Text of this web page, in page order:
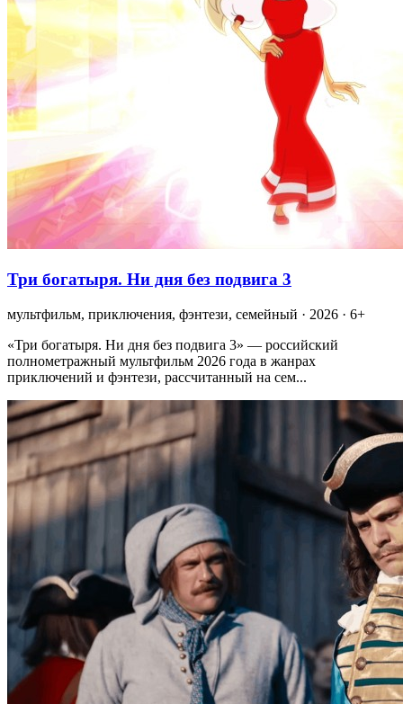
Три богатыря. Ни дня без подвига 3
мультфильм, приключения, фэнтези, семейный · 2026 · 6+
«Три богатыря. Ни дня без подвига 3» — российский
полнометражный мультфильм 2026 года в жанрах
приключений и фэнтези, рассчитанный на сем...